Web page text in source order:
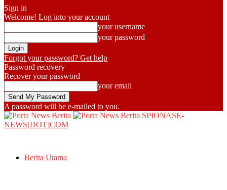
Sign in
Welcome! Log into your account
your username
your password
Forgot your password? Get help
Password recovery
Recover your password
your email
A password will be e-mailed to you.
SPIONASE-
NEWS[DOT]COM
Berita Utama